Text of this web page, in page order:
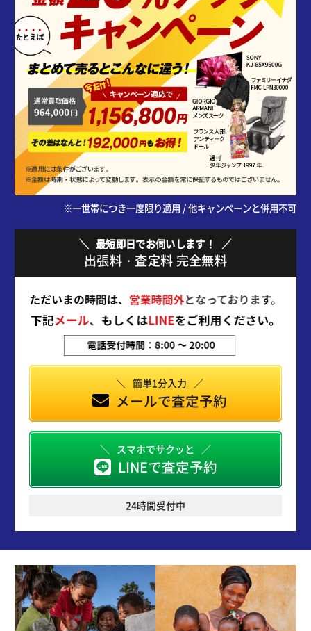
※一世帯につき一度限り適用 / 他キャンペーンと併用不可
最短即日でお伺いします！
出張料・査定料 完全無料
簡単1分入力
メールで査定予約
スマホでサクッと
LINEで査定予約
24時間受付中